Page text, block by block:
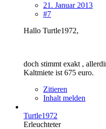
21. Januar 2013
#7
Hallo Turtle1972,
doch stimmt exakt ,
Kaltmiete ist 675 euro.
Zitieren
Inhalt melden
Turtle1972
Erleuchteter